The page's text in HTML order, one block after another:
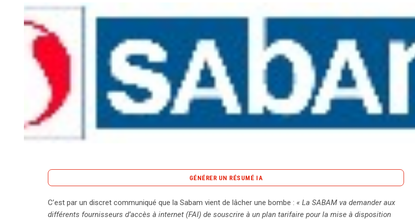
GÉNÉRER UN RÉSUMÉ IA
La SABAM, société belge de gestion des droits d’auteur, a récemment annoncé son intention de
C’est par un discret communiqué que la Sabam vient de lâcher une bombe : « La SABAM va demander aux
différents fournisseurs d’accès à internet (FAI) de souscrire à un plan tarifaire pour la mise à disposition